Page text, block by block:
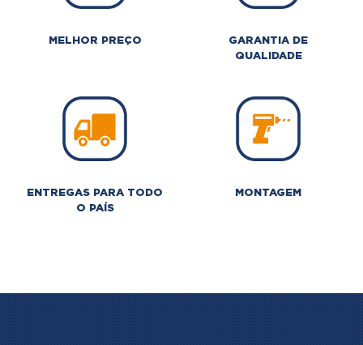
MELHOR PREÇO
GARANTIA DE
QUALIDADE
ENTREGAS PARA TODO
O PAÍS
MONTAGEM